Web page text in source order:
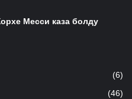
Месси каза болду
(6)
(46)